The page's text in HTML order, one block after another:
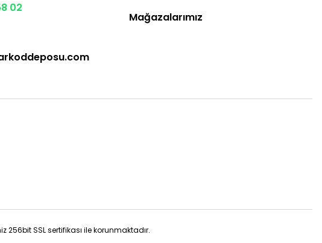
02
Mağazalarımız
256bit SSL sertifikası ile korunmaktadır.